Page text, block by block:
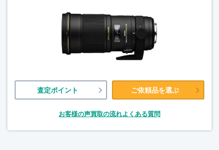
査定ポイント ご依頼品を選ぶ
お客様の声買取の流れよくある質問